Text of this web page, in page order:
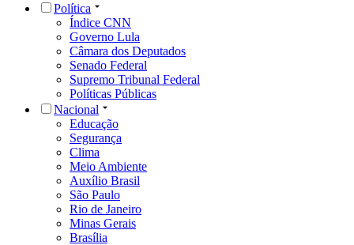
Política
Índice CNN
Governo Lula
Câmara dos Deputados
Senado Federal
Supremo Tribunal Federal
Políticas Públicas
Nacional
Educação
Segurança
Clima
Meio Ambiente
Auxílio Brasil
São Paulo
Rio de Janeiro
Minas Gerais
Brasília